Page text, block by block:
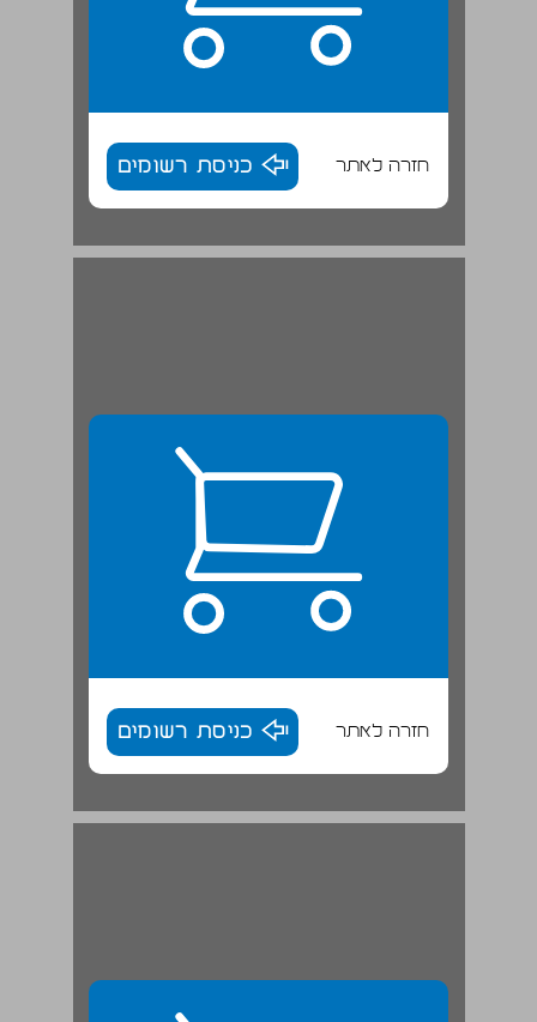
חזרה לאתר כניסת רשומים
חזרה לאתר כניסת רשומים